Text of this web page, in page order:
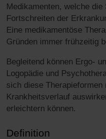
Medikamenten, welche
Fortschreiten der
Eine medikamentöse
Gründen immer frühzeitig
Begleitend können Ergo-
Logopädie und
sich diese
Krankheitsverlauf
erleichtern können.
Definition